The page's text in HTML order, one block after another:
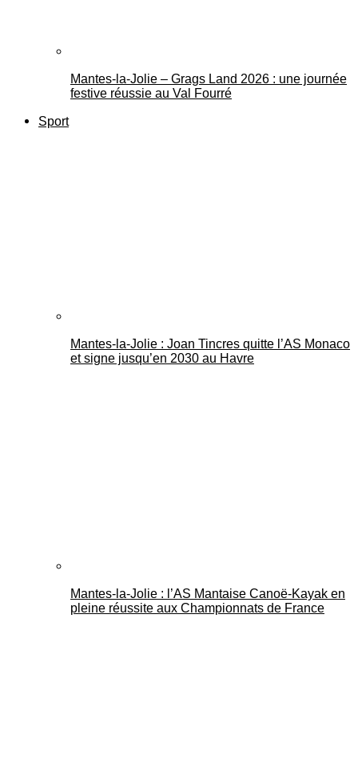
Mantes-la-Jolie – Grags Land 2026 : une journée
festive réussie au Val Fourré
Sport
Mantes-la-Jolie : Joan Tincres quitte l’AS Monaco
et signe jusqu’en 2030 au Havre
Mantes-la-Jolie : l’AS Mantaise Canoë‑Kayak en
pleine réussite aux Championnats de France